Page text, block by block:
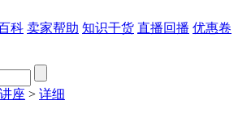
科 卖家帮助 知识干货 直播回播 优惠卷
座 > 详细